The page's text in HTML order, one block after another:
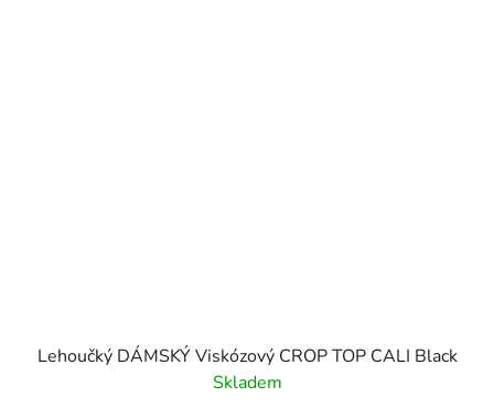
Lehoučký DÁMSKÝ Viskózový CROP TOP CALI Black
Skladem